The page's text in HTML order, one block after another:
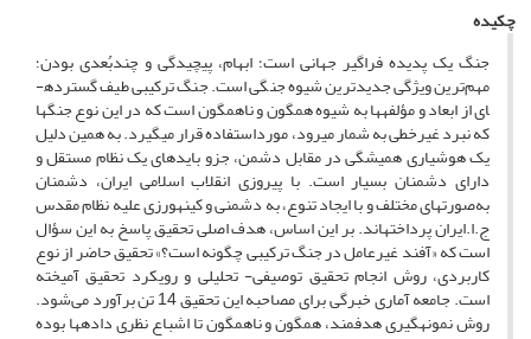
چکیده
جنگ یک پدیده فراگیر جهانی است؛ ابهام، پیچیدگی و چندبُعدی بودن؛
مهم‌ترین ویژگی جدیدترین شیوه جنگی است. جنگ ترکیبی طیف گسترده­
ای از ابعاد و مؤلفه­ها به شیوه همگون و ناهمگون است که در این نوع جنگ­ها
که نبرد غیرخطی به شمار می­رود، مورداستفاده قرار می­گیرد. به همین دلیل
یک هوشیاری همیشگی در مقابل دشمن، جزو بایدهای یک نظام مستقل و
دارای دشمنان بسیار است. با پیروزی انقلاب اسلامی ایران، دشمنان
به‌صورت­های مختلف و با ایجاد تنوع، به دشمنی و کینه­ورزی علیه نظام مقدس
ج.ا.ایران پرداخته­اند. بر این اساس، هدف اصلی تحقیق پاسخ به این سؤال
است که «آفند غیرعامل در جنگ ترکیبی چگونه است؟» تحقیق حاضر از نوع
کاربردی، روش انجام تحقیق توصیفی- تحلیلی و رویکرد تحقیق آمیخته
است. جامعه‌ آماری خبرگی برای مصاحبه این تحقیق 14 تن برآورد می‌شود.
روش نمونه­گیری هدفمند، همگون و ناهمگون تا اشباع نظری داده­ها بوده